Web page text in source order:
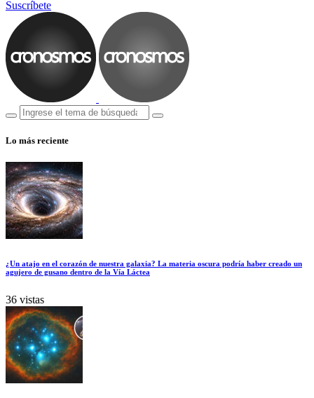
Suscríbete
Lo más reciente
¿Un atajo en el corazón de nuestra galaxia? La materia oscura podría haber creado un
agujero de gusano dentro de la Vía Láctea
36 vistas